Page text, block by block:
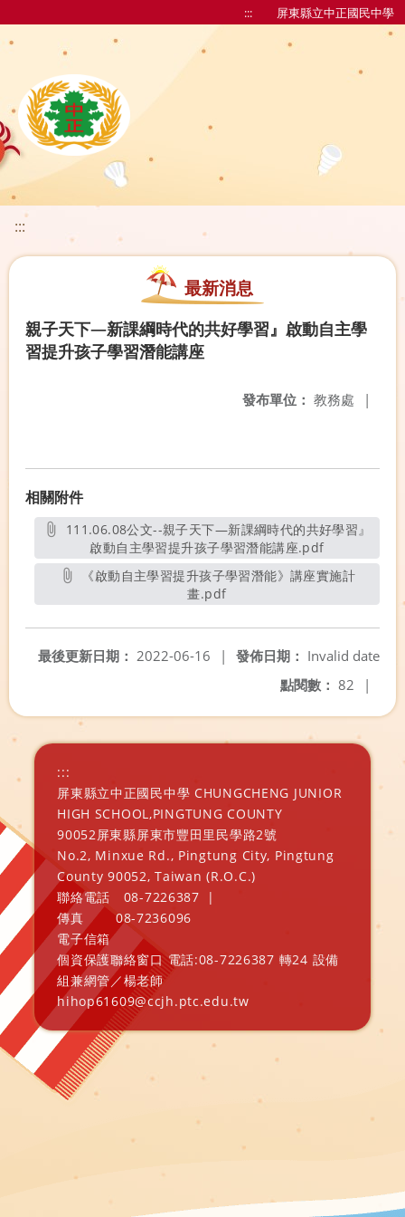
::: 屏東縣立中正國民中學
:::
最新消息
親子天下—新課綱時代的共好學習』啟動自主學
習提升孩子學習潛能講座
發布單位： 教務處 |
相關附件
啟動自主學習提升孩子學習潛能講座.pdf另開新視窗
畫.pdf另開新視窗
發佈日期： Invalid date
最後更新日期： 2022-06-16
|
點閱數： 82 |
:::
屏東縣立中正國民中學 CHUNGCHENG JUNIOR
HIGH SCHOOL,PINGTUNG COUNTY
90052屏東縣屏東市豐田里民學路2號
No.2, Minxue Rd., Pingtung City, Pingtung
County 90052, Taiwan (R.O.C.)
聯絡電話
08-7226387
|
傳真
08-7236096
電子信箱
個資保護聯絡窗口 電話:08-7226387 轉24 設備
組兼網管／楊老師
hihop61609@ccjh.ptc.edu.tw